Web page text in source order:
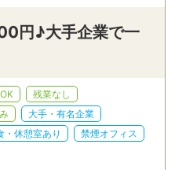
円♪大手企業で一
残業なし
大手・有名企業
・休憩室あり
禁煙オフィス